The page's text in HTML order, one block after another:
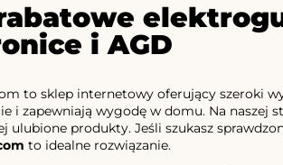
i AGD
to sklep internetowy oferujący szeroki
i zapewniają wygodę w domu. Na naszej
ulubione produkty. Jeśli szukasz
to idealne rozwiązanie.